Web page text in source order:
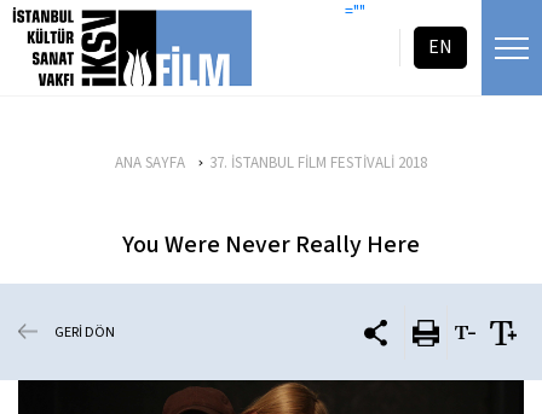
icerigi atla =""
EN
ANA SAYFA 37. İSTANBUL FİLM FESTİVALİ 2018
You Were Never Really Here
GERİ DÖN